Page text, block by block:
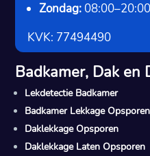
Zondag: 08:00–20:00
KVK: 77494490
Badkamer, Dak en
Lekdetectie Badkamer
Badkamer Lekkage Opsporen
Daklekkage Opsporen
Daklekkage Laten Opsporen